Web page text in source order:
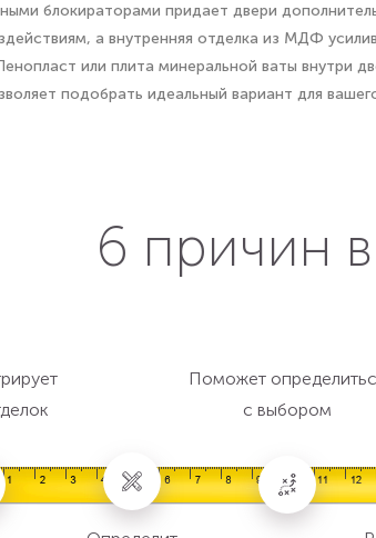
блокираторами придает двери
а внутренняя отделка из МДФ
или плита минеральной ваты внутри
подобрать идеальный вариант для
6 причин
Поможет
с выбором